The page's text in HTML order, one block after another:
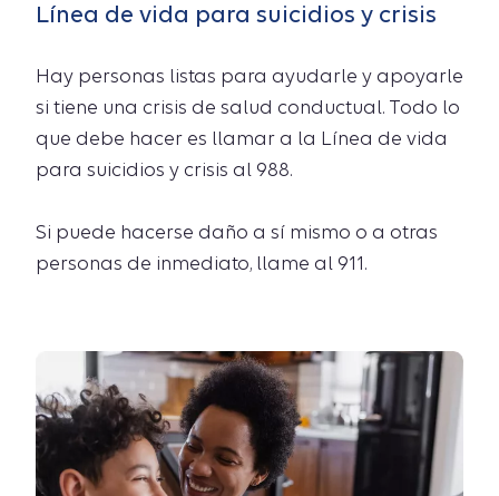
Línea de vida para suicidios y crisis
Hay personas listas para ayudarle y apoyarle
si tiene una crisis de salud conductual. Todo lo
que debe hacer es llamar a la Línea de vida
para suicidios y crisis al 988.
Si puede hacerse daño a sí mismo o a otras
personas de inmediato, llame al 911.